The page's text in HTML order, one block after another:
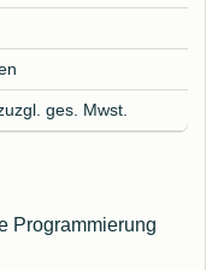
ges. Mwst.
Programmierung